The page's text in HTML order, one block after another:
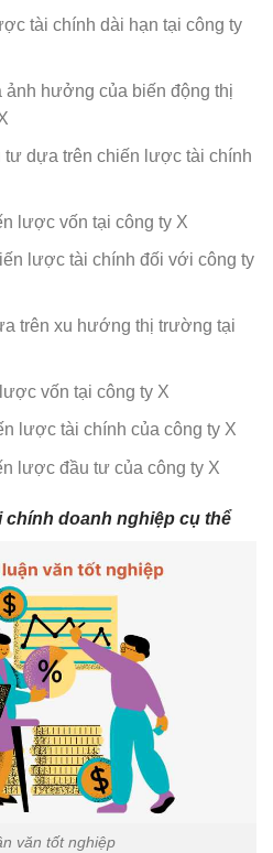
tài chính dài hạn tại công ty
hưởng của biến động thị
dựa trên chiến lược tài chính
lược vốn tại công ty X
lược tài chính đối với công ty
trên xu hướng thị trường tại
vốn tại công ty X
lược tài chính của công ty X
lược đầu tư của công ty X
chính doanh nghiệp cụ thể
văn tốt nghiệp